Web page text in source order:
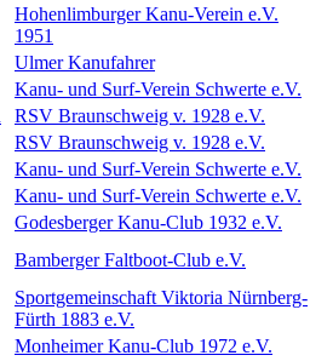
Hohenlimburger Kanu-Verein e.V.
1951
Ulmer Kanufahrer
Kanu- und Surf-Verein Schwerte e.V.
RSV Braunschweig v. 1928 e.V.
RSV Braunschweig v. 1928 e.V.
Kanu- und Surf-Verein Schwerte e.V.
Kanu- und Surf-Verein Schwerte e.V.
Godesberger Kanu-Club 1932 e.V.
Bamberger Faltboot-Club e.V.
Sportgemeinschaft Viktoria Nürnberg-
Fürth 1883 e.V.
Monheimer Kanu-Club 1972 e.V.